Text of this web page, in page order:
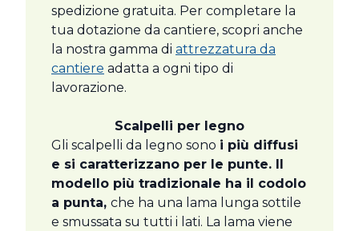
spedizione gratuita. Per completare la
tua dotazione da cantiere, scopri anche
la nostra gamma di attrezzatura da
cantiere adatta a ogni tipo di
lavorazione.
Scalpelli per legno
Gli scalpelli da legno sono i più diffusi
e si caratterizzano per le punte. Il
modello più tradizionale ha il codolo
a punta, che ha una lama lunga sottile
e smussata su tutti i lati. La lama viene